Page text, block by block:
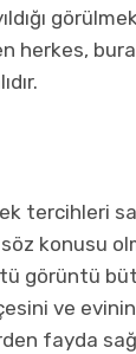
herkes,
tercihleri
konusu
görüntü
ve
fayda